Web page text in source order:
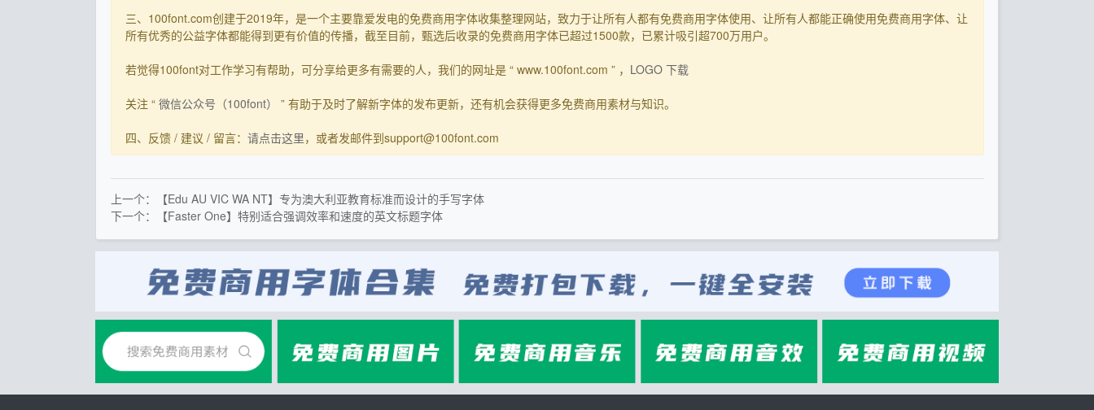
三、100font.com创建于2019年，是一个主要靠爱发电的免费商用字体收集整理网站，致力于让所有人都有免费商用字体使用、让所有人都能正确使用免费商用字体、让
所有优秀的公益字体都能得到更有价值的传播，截至目前，甄选后收录的免费商用字体已超过1500款，已累计吸引超700万用户。
若觉得100font对工作学习有帮助，可分享给更多有需要的人，我们的网址是 “ www.100font.com ” ， LOGO 下载
关注 “ 微信公众号（100font） ” 有助于及时了解新字体的发布更新，还有机会获得更多免费商用素材与知识。
四、反馈 / 建议 / 留言： 请点击这里，或者发邮件到support@100font.com
上一个：【Edu AU VIC WA NT】专为澳大利亚教育标准而设计的手写字体
下一个：【Faster One】特别适合强调效率和速度的英文标题字体